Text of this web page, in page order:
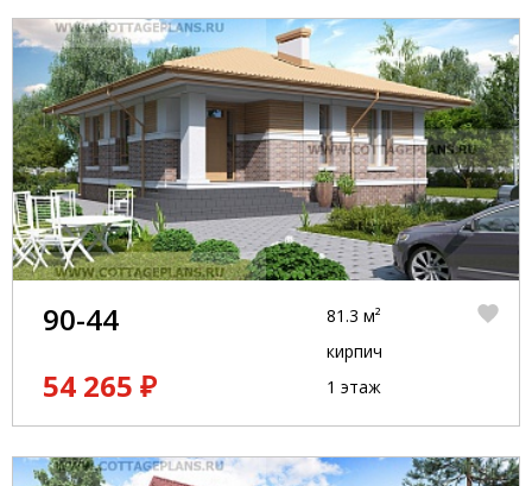
90-44
54 265 ₽
81.3 м²
кирпич
1 этаж